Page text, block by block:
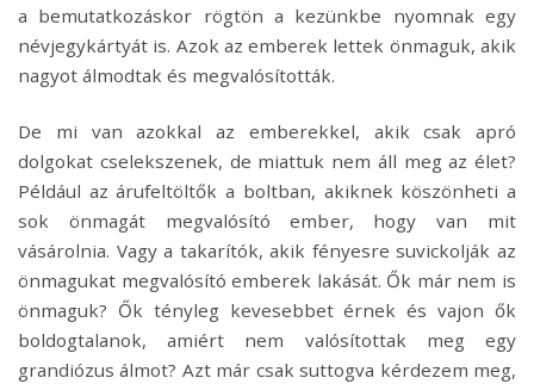
a bemutatkozáskor rögtön a kezünkbe nyomnak egy
névjegykártyát is. Azok az emberek lettek önmaguk, akik
nagyot álmodtak és megvalósították.
De mi van azokkal az emberekkel, akik csak apró
dolgokat cselekszenek, de miattuk nem áll meg az élet?
Például az árufeltöltők a boltban, akiknek köszönheti a
sok önmagát megvalósító ember, hogy van mit
vásárolnia. Vagy a takarítók, akik fényesre suvickolják az
önmagukat megvalósító emberek lakását. Ők már nem is
önmaguk? Ők tényleg kevesebbet érnek és vajon ők
boldogtalanok, amiért nem valósítottak meg egy
grandiózus álmot? Azt már csak suttogva kérdezem meg,